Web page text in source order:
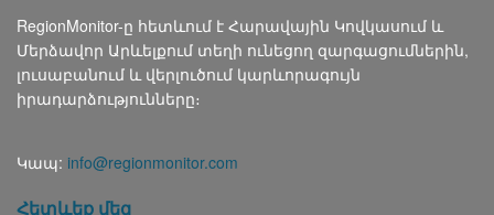
RegionMonitor-ը հետևում է Հարավային Կովկասում և
Մերձավոր Արևելքում տեղի ունեցող զարգացումներին,
լուսաբանում և վերլուծում կարևորագույն
իրադարձությունները։
Կապ: info@regionmonitor.com
Հետևեք մեզ